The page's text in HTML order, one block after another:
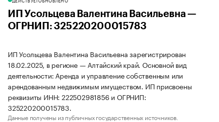
ИП Усольцева Валентина Васильевна —
ОГРНИП: 325220200015783
ИП Усольцева Валентина Васильевна зарегистрирован
18.02.2025, в регионе — Алтайский край. Основной вид
деятельности: Аренда и управление собственным или
арендованным недвижимым имуществом. ИП присвоены
реквизиты ИНН: 222502981856 и ОГРНИП:
325220200015783.
Данные получены из публичных государственных источников.